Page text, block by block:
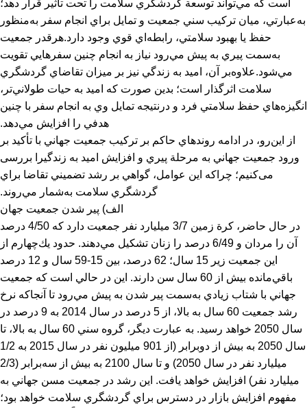
است كه مي‌تواند توسعة گردشگري سلامت را تحت تأثير قرار دهد؛
به‌عبارتي، ميان تركيب سني جمعيت و تمايل براي انجام سفر به‌منظور
حفظ يا بهبود سلامتي، رابطه‌اي قوي وجود دارد.هرقدر جمعيت
به‌سمت پيري به پيش مي‌رود نياز به انجام چنين سفرهايي تقويت
مي‌شود.علاوه‌بر آن، اميد به زندگي نيز بر ميزان تقاضاي گردشگري
سلامت اثرگذار است؛ بدين صورت كه اميد به حيات طولاني‌تر،
انگيزه‌هاي حفظ سلامتي فرد و درنتيجه تمايل وي به انجام سفر با چنين
هدفي را افزايش مي‌دهد.
از اين‌رو، در ادامه روندهاي حاكم بر تركيب جمعيت جهاني با تأكيد بر
ورود جمعيت جهاني به مرحلة پيري و افزايش اميد به زندگيرا بررسی
می‌کنیم؛ چراكه اين عوامل، گواهي بر رشد تضميني تقاضا براي
گردشگري سلامت به‌شمار مي‌روند.
الف) پير شدن جمعيت جهان
در حال حاضر، كرة زمين 3/7 ميليارد نفر جمعيت دارد كه 4/50 درصد
آن را مردان و 6/49 درصد را زنان تشكيل مي‌دهند. حدود يك‌چهارم از
اين جمعيت زير 15 سال؛ 62 درصد، بين 15-59 سال و 12 درصد
باقي‌مانده بيش از 60 سال سن دارند. اين در حالي است كه جمعيت
جهاني با شتاب زيادي به‌سمت پير شدن به پيش مي‌رود تا آنجاكه نرخ
رشد جمعيت 60 سال به بالا، از 5 درصد در سال 2014 به 9 درصد در
سال 2050 خواهد رسيد. به عبارت ديگر، گروه سني 60 سال به بالا، تا
سال 2050 به بيش از دوبرابر (از 901 ميليون نفر در سال 2015 به 1/2
ميليارد نفر در سال 2050) و تا سال 2100 به بيش از سه‌برابر (2/3
ميليارد نفر) افزايش خواهد يافت. اين رشد در جمعيت مسن جهاني به
مفهوم افزايش بازار در دسترس براي گردشگري سلامت خواهد بود؛